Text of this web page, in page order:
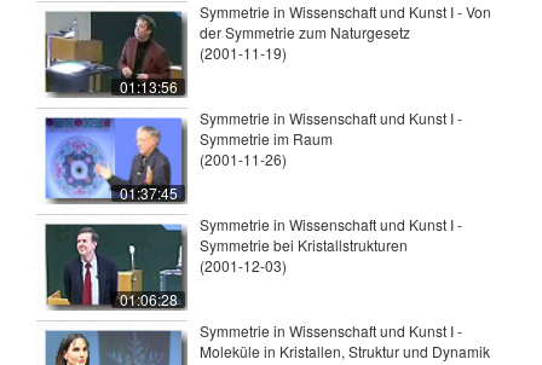
01:13:56
Symmetrie in Wissenschaft und Kunst I - Von
der Symmetrie zum Naturgesetz
(2001-11-19)
01:37:45
Symmetrie in Wissenschaft und Kunst I -
Symmetrie im Raum
(2001-11-26)
01:06:28
Symmetrie in Wissenschaft und Kunst I -
Symmetrie bei Kristallstrukturen
(2001-12-03)
Symmetrie in Wissenschaft und Kunst I -
Moleküle in Kristallen, Struktur und Dynamik